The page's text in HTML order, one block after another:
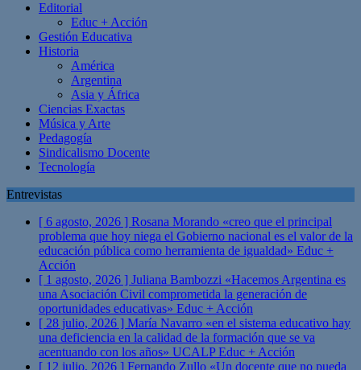
Editorial
Educ + Acción
Gestión Educativa
Historia
América
Argentina
Asia y África
Ciencias Exactas
Música y Arte
Pedagogía
Sindicalismo Docente
Tecnología
Entrevistas
[ 6 agosto, 2026 ] Rosana Morando «creo que el principal
problema que hoy niega el Gobierno nacional es el valor de la
educación pública como herramienta de igualdad» Educ +
Acción
[ 1 agosto, 2026 ] Juliana Bambozzi «Hacemos Argentina es
una Asociación Civil comprometida la generación de
oportunidades educativas» Educ + Acción
[ 28 julio, 2026 ] María Navarro «en el sistema educativo hay
una deficiencia en la calidad de la formación que se va
acentuando con los años» UCALPEduc + Acción
[ 12 julio, 2026 ] Fernando Zullo «Un docente que no pueda